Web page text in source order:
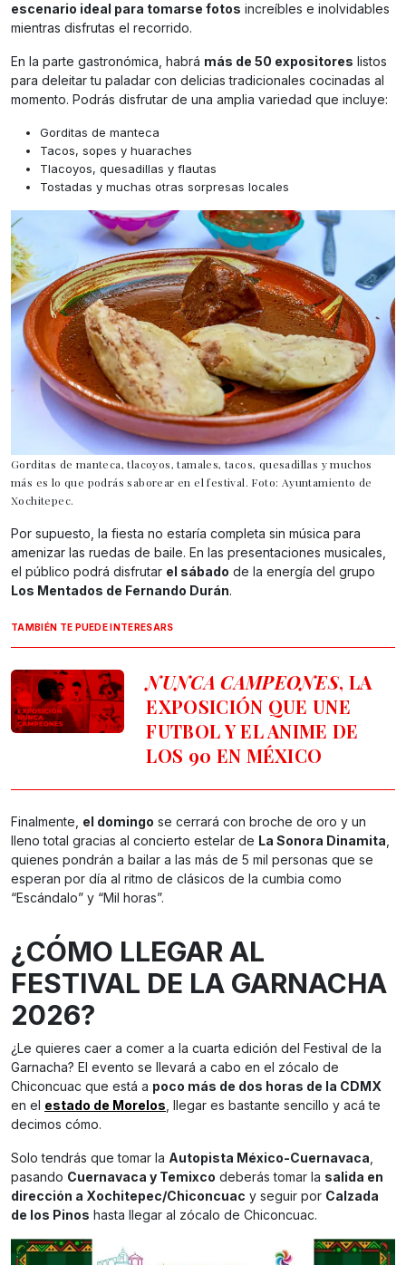
escenario ideal para tomarse fotos increíbles e inolvidables
mientras disfrutas el recorrido.
En la parte gastronómica, habrá más de 50 expositores listos
para deleitar tu paladar con delicias tradicionales cocinadas al
momento. Podrás disfrutar de una amplia variedad que incluye:
Gorditas de manteca
Tacos, sopes y huaraches
Tlacoyos, quesadillas y flautas
Tostadas y muchas otras sorpresas locales
Gorditas de manteca, tlacoyos, tamales, tacos, quesadillas y muchos
más es lo que podrás saborear en el festival. Foto: Ayuntamiento de
Xochitepec.
Por supuesto, la fiesta no estaría completa sin música para
amenizar las ruedas de baile. En las presentaciones musicales,
el público podrá disfrutar el sábado de la energía del grupo
Los Mentados de Fernando Durán.
TAMBIÉN TE PUEDE INTERESARS
NUNCA CAMPEONES, LA
EXPOSICIÓN QUE UNE
FUTBOL Y EL ANIME DE
LOS 90 EN MÉXICO
Finalmente, el domingo se cerrará con broche de oro y un
lleno total gracias al concierto estelar de La Sonora Dinamita
quienes pondrán a bailar a las más de 5 mil personas que se
esperan por día al ritmo de clásicos de la cumbia como
“Escándalo” y “Mil horas”.
¿CÓMO LLEGAR AL
FESTIVAL DE LA GARNACHA
2026?
¿Le quieres caer a comer a la cuarta edición del Festival de la
Garnacha? El evento se llevará a cabo en el zócalo de
Chiconcuac que está a poco más de dos horas de la CDMX
en el estado de Morelos , llegar es bastante sencillo y acá te
decimos cómo.
Solo tendrás que tomar la Autopista México-Cuernavaca
pasando Cuernavaca y Temixco deberás tomar la salida en
dirección a Xochitepec/Chiconcuac y seguir por Calzada
de los Pinos hasta llegar al zócalo de Chiconcuac.